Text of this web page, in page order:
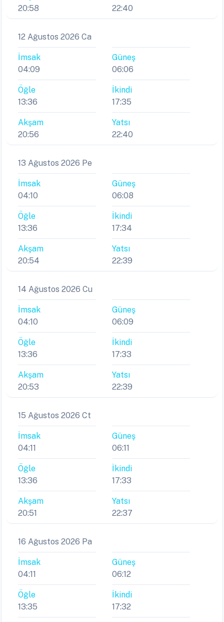
20:58
22:40
12 Ağustos 2026 Ca
İmsak
04:09
Güneş
06:06
Öğle
13:36
İkindi
17:35
Akşam
20:56
Yatsı
22:40
13 Ağustos 2026 Pe
İmsak
04:10
Güneş
06:08
Öğle
13:36
İkindi
17:34
Akşam
20:54
Yatsı
22:39
14 Ağustos 2026 Cu
İmsak
04:10
Güneş
06:09
Öğle
13:36
İkindi
17:33
Akşam
20:53
Yatsı
22:39
15 Ağustos 2026 Ct
İmsak
04:11
Güneş
06:11
Öğle
13:36
İkindi
17:33
Akşam
20:51
Yatsı
22:37
16 Ağustos 2026 Pa
İmsak
04:11
Güneş
06:12
Öğle
13:35
İkindi
17:32